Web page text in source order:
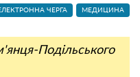
ЧЕРГА МЕДИЦИНА
Подільського